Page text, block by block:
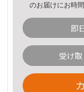
のお届けにお時
即
受け